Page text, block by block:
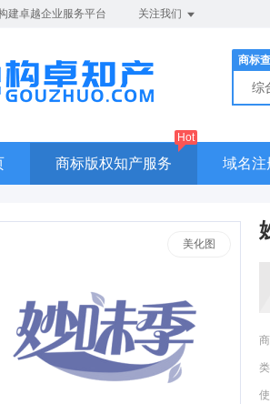
建卓越企业服务平台 关注我们
商标
综
商标版权知产服务
Hot
域名注
美化图